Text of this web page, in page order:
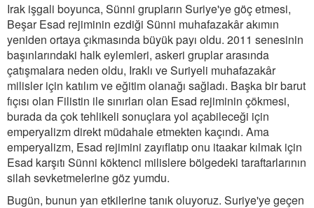
Irak işgali boyunca, Sünni grupların Suriye'ye göç etmesi,
Beşar Esad rejiminin ezdiği Sünni muhafazakâr akımın
yeniden ortaya çıkmasında büyük payı oldu. 2011 senesinin
başınlarındaki halk eylemleri, askeri gruplar arasında
çatışmalara neden oldu, Iraklı ve Suriyeli muhafazakâr
milisler için katılım ve eğitim olanağı sağladı. Başka bir barut
fıçısı olan Filistin ile sınırları olan Esad rejiminin çökmesi,
burada da çok tehlikeli sonuçlara yol açabileceği için
emperyalizm direkt müdahale etmekten kaçındı. Ama
emperyalizm, Esad rejimini zayıflatıp onu itaakar kılmak için
Esad karşıtı Sünni köktenci milislere bölgedeki taraftarlarının
silah sevketmelerine göz yumdu.
Bugün, bunun yan etkilerine tanık oluyoruz. Suriye'ye geçen